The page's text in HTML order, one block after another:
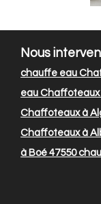
Nous
chauffe eau
eau Chaffoteaux
Chaffoteaux à
Chaffoteaux à
à Boé 47550